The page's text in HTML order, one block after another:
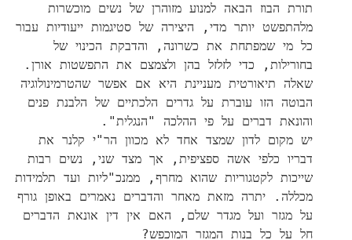
תורת הבוז הבאה למנוע מזוהרן של נשים מוכשרות
מלהתפשט יותר מדי, היצירה של סטיגמות ייעודיות עבור
כל מי שמפתחת את כשרונה, והדבקת הכינוי של
בחורילות, כדי לזלזל בהן ולצמצם את התפשטות אורן.
שאלה תיאורטית מעניינת היא אם אפשר שהטרמינולוגיה
הבוטה הזו עוברת על גדרים הלכתיים של הלבנת פנים
והונאת דברים על פי ההלכה "הנגלית".
יש מקום לדון שמצד אחד לא מכוון הר"י קלנר את
דבריו כלפי אשה ספציפית, אך מצד שני, נשים רבות
שייכות לקטגוריות שהוא מחרף, ממנכ"ליות ועד תלמידות
מכללה. יתרה מזאת מאחר והדברים נאמרים באופן גורף
על מגזר ועל מגדר שלם, האם אין דין אונאת הדברים
חל על כל בנות המגזר המוכפש?